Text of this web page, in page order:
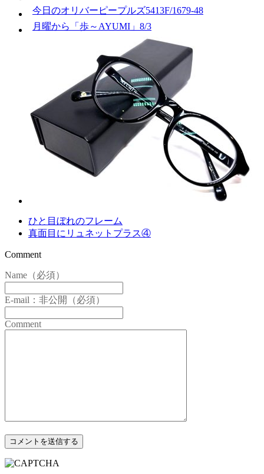
今日のオリバーピープルズ5413F/1679-48
月曜から「歩～AYUMI」8/3
ひと目ぼれのフレーム
真面目にリュネットプラス④
Comment
Name（必須）
E-mail：非公開（必須）
Comment